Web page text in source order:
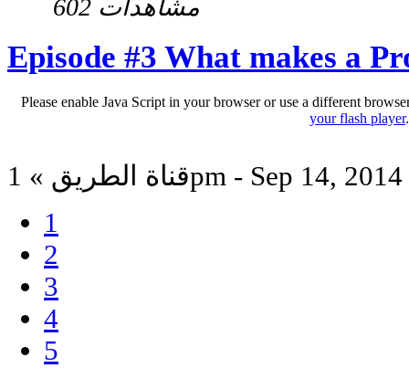
602 مشاهدات
Episode #3 What makes a
Please enable Java Script in your browser or use a different
your flash player.
قناة الطريق » 1pm - Sep 14, 2014
1
2
3
4
5